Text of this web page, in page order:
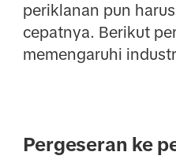
periklanan pun
cepatnya. Berikut
memengaruhi
Pergeseran ke